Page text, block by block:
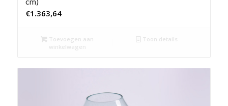
€1.363,64
Toevoegen aan
winkelwagen
Toon details